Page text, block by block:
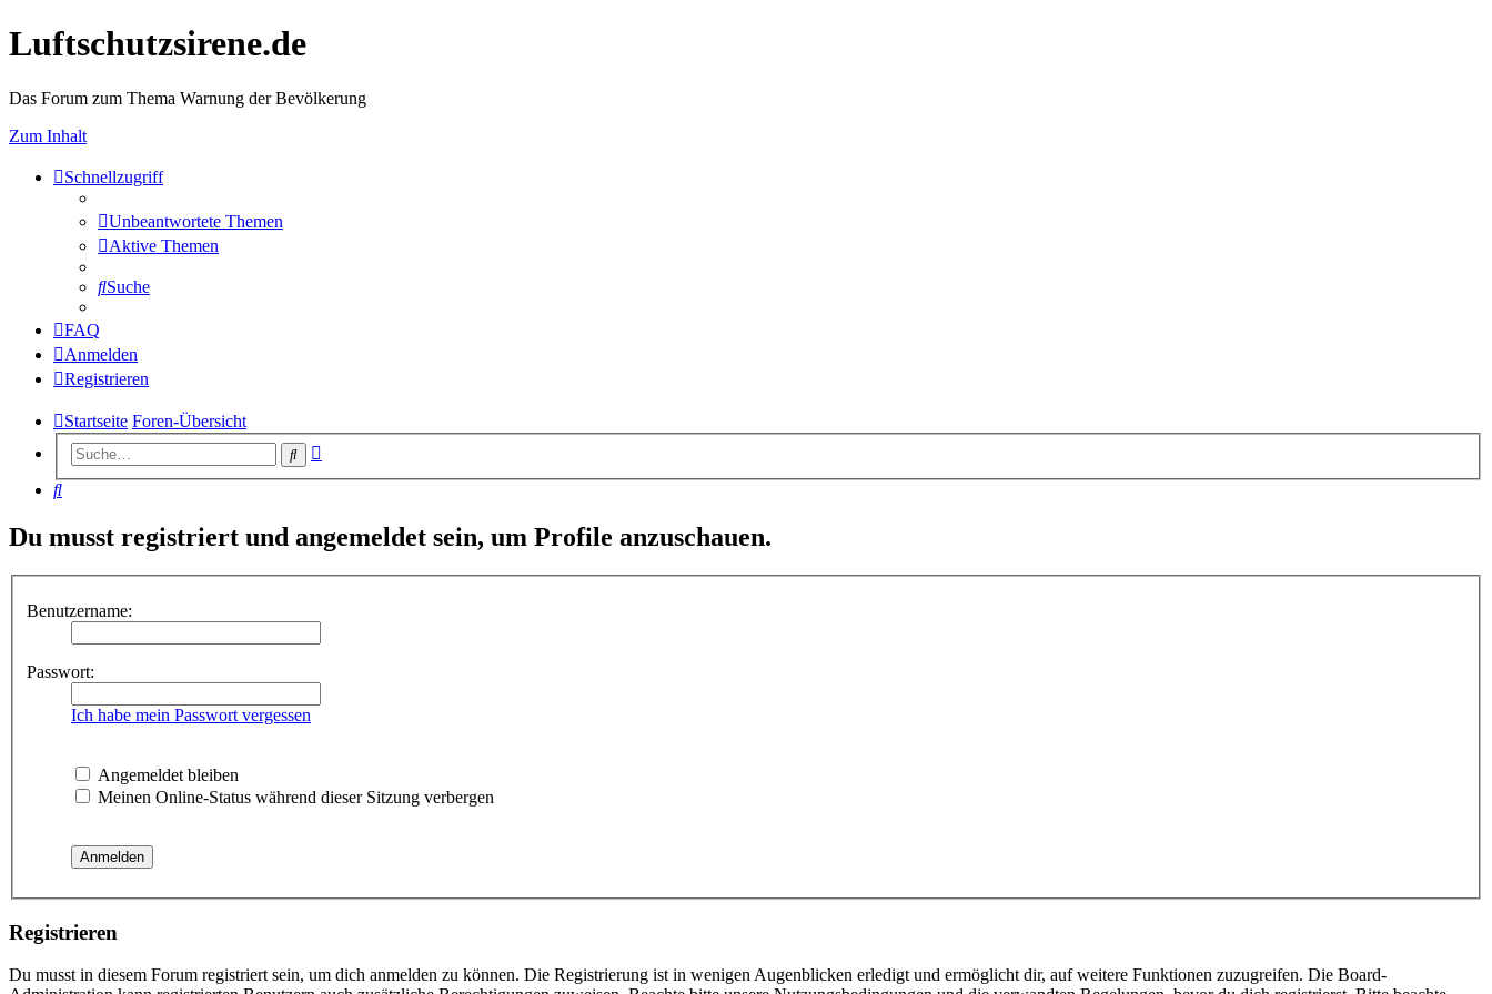
Luftschutzsirene.de
Das Forum zum Thema Warnung der Bevölkerung
Zum Inhalt
Schnellzugriff
Unbeantwortete Themen
Aktive Themen
Suche
FAQ
Anmelden
Registrieren
Startseite Foren-Übersicht
Suche
Suche
Du musst registriert und angemeldet sein, um Profile anzuschauen.
Benutzername:
Passwort:
Ich habe mein Passwort vergessen
Angemeldet bleiben
Meinen Online-Status während dieser Sitzung verbergen
Registrieren
Du musst in diesem Forum registriert sein, um dich anmelden zu können. Die Registrierung ist in wenigen Augenblicken erledigt und ermöglicht dir, auf weitere Funktionen zuzugreifen. Die Board-